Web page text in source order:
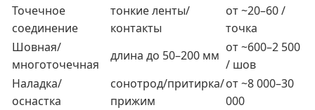
Точечное
соединение
тонкие ленты/
контакты
от ~20–60 /
точка
Шовная/
многоточечная
длина до 50–200 мм
от ~600–2 500
/ шов
Наладка/
оснастка
сонотрод/притирка/
прижим
от ~8 000–30
000